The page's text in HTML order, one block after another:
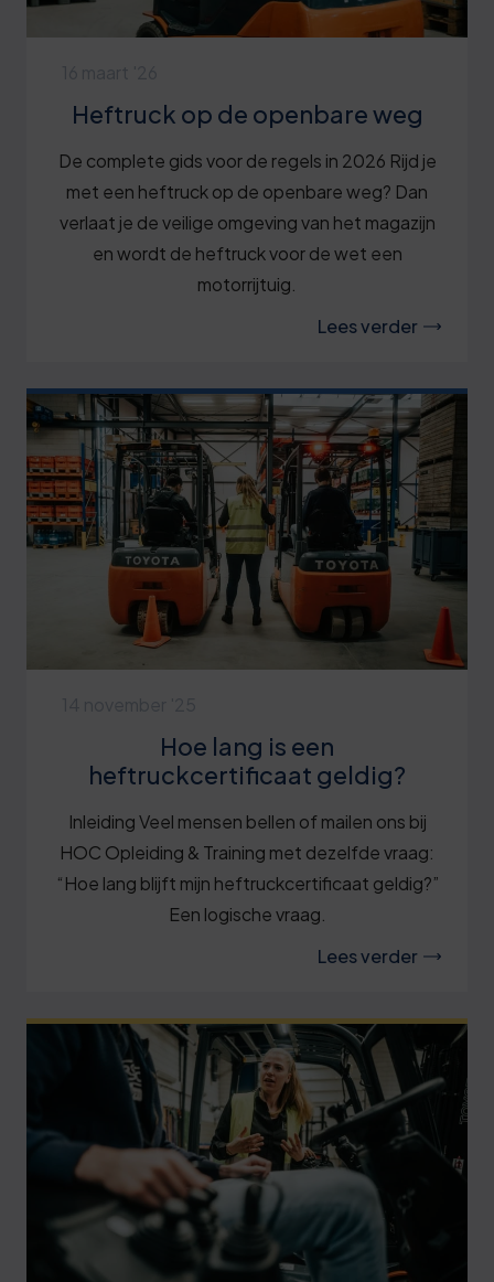
Heftruck op de openbare weg
De complete gids voor de regels in 2026 Rijd je
met een heftruck op de openbare weg? Dan
verlaat je de veilige omgeving van het magazijn
en wordt de heftruck voor de wet een
motorrijtuig.
Lees verder
Hoe lang is een
heftruckcertificaat geldig?
Inleiding Veel mensen bellen of mailen ons bij
HOC Opleiding & Training met dezelfde vraag:
“Hoe lang blijft mijn heftruckcertificaat geldig?”
Een logische vraag.
Lees verder